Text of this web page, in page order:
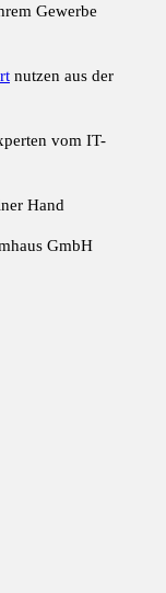
Gewerbe
nutzen aus der
vom IT-
Hand
GmbH